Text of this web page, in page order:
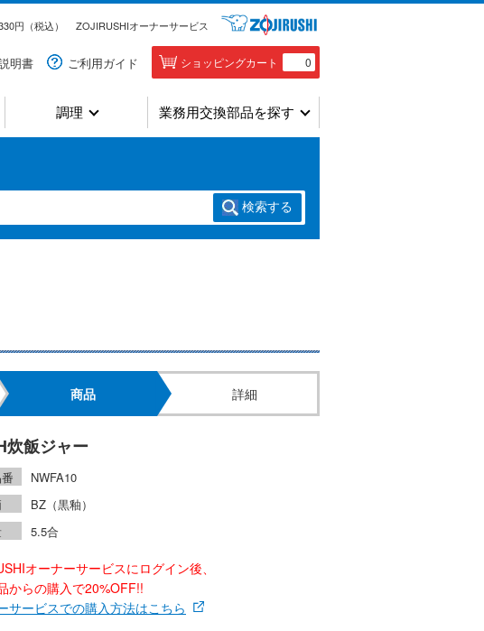
円（税込） ZOJIRUSHIオーナーサービス
明書 ご利用ガイド ショッピングカート 0
調理 業務用交換部品を探す
検索する
商品 詳細
炊飯ジャー
NWFA10
BZ（黒釉）
5.5合
オーナーサービスにログイン後、
からの購入で20%OFF!!
サービスでの購入方法はこちら